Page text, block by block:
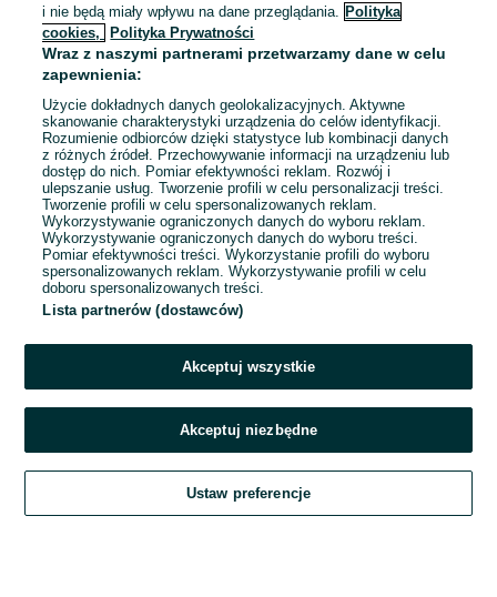
Kielce
03 sierpnia 2026
1 ... 7 ... 20
Zadzwoń / SMS
Szukaj Obserwujesz Dodaj Czat Konto
i nie będą miały wpływu na dane przeglądania. Polityka
cookies,
Polityka Prywatności
Wraz z naszymi partnerami przetwarzamy dane w celu
zapewnienia:
Użycie dokładnych danych geolokalizacyjnych. Aktywne
skanowanie charakterystyki urządzenia do celów identyfikacji.
Rozumienie odbiorców dzięki statystyce lub kombinacji danych
z różnych źródeł. Przechowywanie informacji na urządzeniu lub
dostęp do nich. Pomiar efektywności reklam. Rozwój i
ulepszanie usług. Tworzenie profili w celu personalizacji treści.
Tworzenie profili w celu spersonalizowanych reklam.
Wykorzystywanie ograniczonych danych do wyboru reklam.
Wykorzystywanie ograniczonych danych do wyboru treści.
Pomiar efektywności treści. Wykorzystanie profili do wyboru
spersonalizowanych reklam. Wykorzystywanie profili w celu
doboru spersonalizowanych treści.
Lista partnerów (dostawców)
Akceptuj wszystkie
Akceptuj niezbędne
Ustaw preferencje